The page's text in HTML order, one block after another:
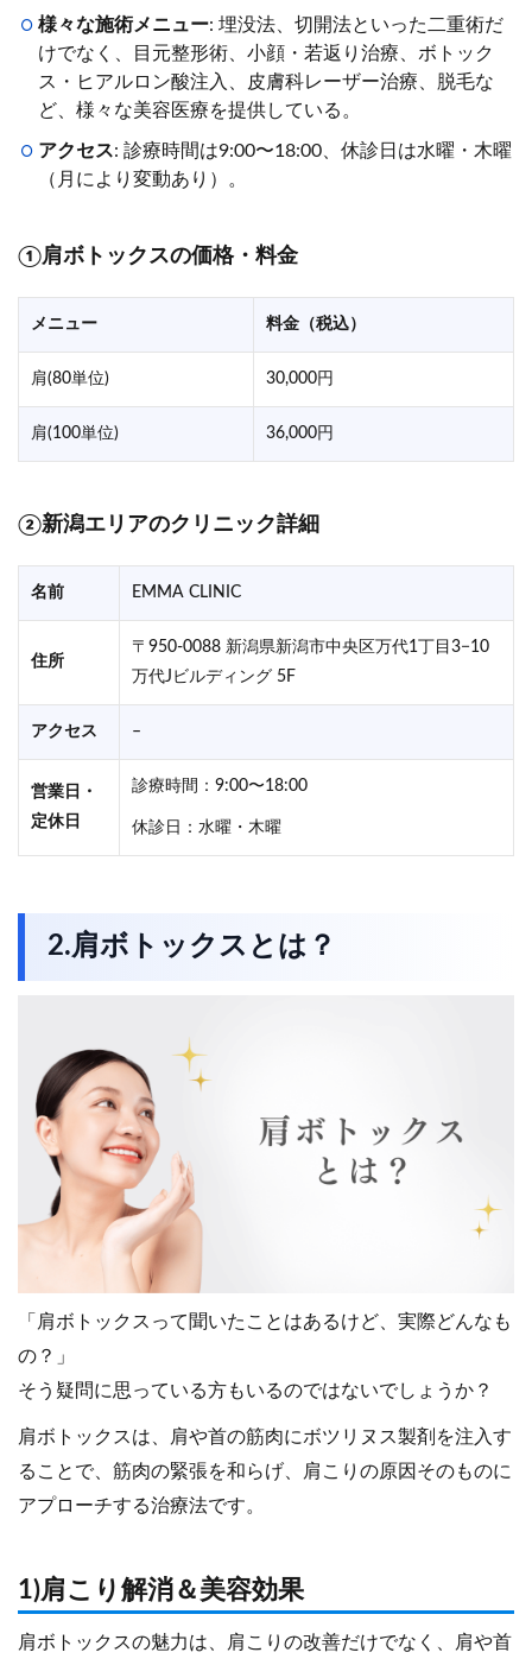
様々な施術メニュー: 埋没法、切開法といった二重術だ
けでなく、目元整形術、小顔・若返り治療、ボトック
ス・ヒアルロン酸注入、皮膚科レーザー治療、脱毛な
ど、様々な美容医療を提供している。
アクセス: 診療時間は9:00〜18:00、休診日は水曜・木曜
（月により変動あり）。
①肩ボトックスの価格・料金
メニュー 料金（税込）
肩(80単位) 30,000円
肩(100単位) 36,000円
②新潟エリアのクリニック詳細
名前 EMMA CLINIC
住所
〒950-0088 新潟県新潟市中央区万代1丁目3−10
万代Jビルディング 5F
アクセス –
営業日・
定休日
診療時間：9:00〜18:00
休診日：水曜・木曜
2.肩ボトックスとは？
「肩ボトックスって聞いたことはあるけど、実際どんなも
の？」
そう疑問に思っている方もいるのではないでしょうか？
肩ボトックスは、肩や首の筋肉にボツリヌス製剤を注入す
ることで、筋肉の緊張を和らげ、肩こりの原因そのものに
アプローチする治療法です。
1)肩こり解消＆美容効果
肩ボトックスの魅力は、肩こりの改善だけでなく、肩や首